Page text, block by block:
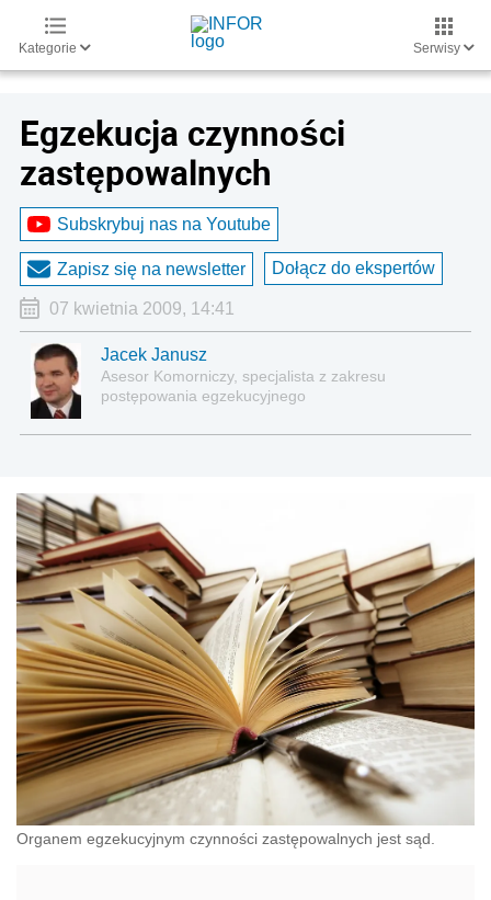
Kategorie Serwisy
Egzekucja czynności
zastępowalnych
Subskrybuj nas na Youtube
Zapisz się na newsletter Dołącz do ekspertów
07 kwietnia 2009, 14:41
Jacek Janusz
Asesor Komorniczy, specjalista z zakresu
postępowania egzekucyjnego
Organem egzekucyjnym czynności zastępowalnych jest sąd.